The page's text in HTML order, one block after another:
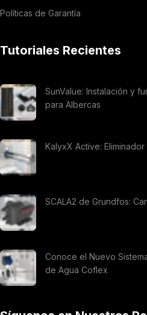
Políticas de Garantía
Tutoriales Recientes
SunValue: Instalación y
para Albercas
KalyxX Active:
SCALA2 de Grundfos:
Conoce el Nuevo
de Agua Coflex